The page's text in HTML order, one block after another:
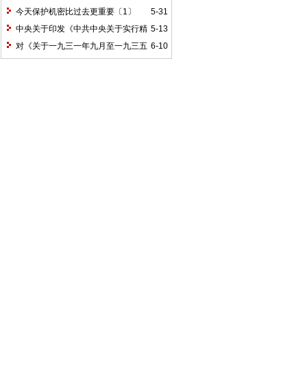
委的信和给谭世瑛的复信
5-31
今天保护机密比过去更重要〔1〕
5-13
中央关于印发《中共中央关于实行精
兵简政、增产节约、反对贪污、反对浪费
和反对官僚主义的决定》的通知和毛泽东
6-10
对《关于一九三一年九月至一九三五